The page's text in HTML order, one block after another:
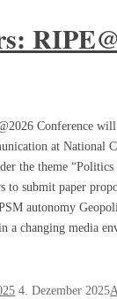
Conference
at National
the theme
to submit paper
autonomy
a changing media
4. Dezember 2025